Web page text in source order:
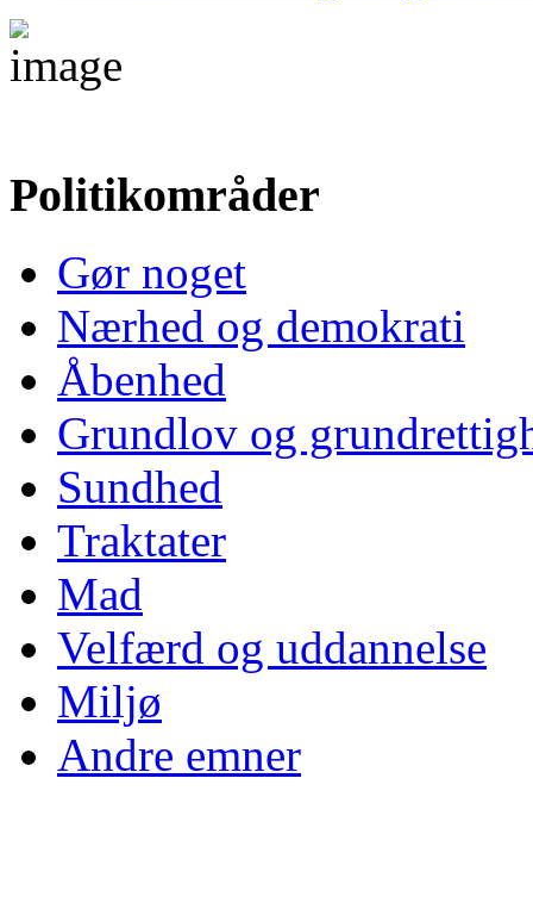
Politikområder
Gør noget
Nærhed og demokrati
Åbenhed
Grundlov og
Sundhed
Traktater
Mad
Velfærd og uddannelse
Miljø
Andre emner